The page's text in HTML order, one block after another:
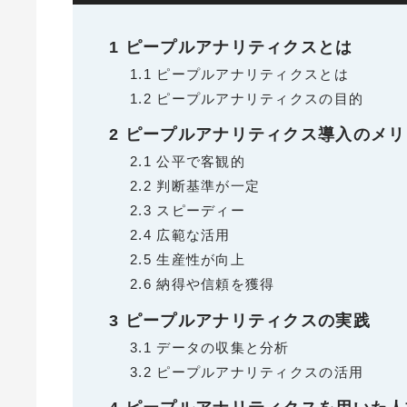
1 ピープルアナリティクスとは
1.1 ピープルアナリティクスとは
1.2 ピープルアナリティクスの目的
2 ピープルアナリティクス導入のメ
2.1 公平で客観的
2.2 判断基準が一定
2.3 スピーディー
2.4 広範な活用
2.5 生産性が向上
2.6 納得や信頼を獲得
3 ピープルアナリティクスの実践
3.1 データの収集と分析
3.2 ピープルアナリティクスの活用